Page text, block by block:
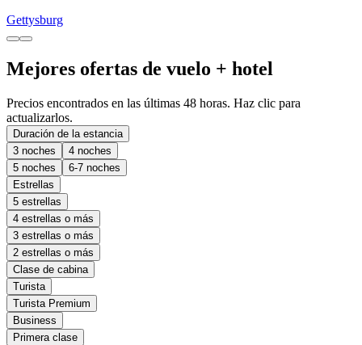
Gettysburg
Mejores ofertas de vuelo + hotel
Precios encontrados en las últimas 48 horas. Haz clic para
actualizarlos.
Duración de la estancia
3 noches
4 noches
5 noches
6-7 noches
Estrellas
5 estrellas
4 estrellas o más
3 estrellas o más
2 estrellas o más
Clase de cabina
Turista
Turista Premium
Business
Primera clase